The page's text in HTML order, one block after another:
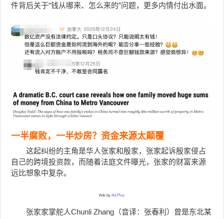
件背后关于“钱从哪来、怎么来的”问题，更多内情付出水面。
一半腐败，一半炒房？资金来源太颠覆
这起纠纷的主角是华人张家和殷家，张家起诉殷家侵占
自己的跨境投资款，而随着法庭文件曝光，张家的财富来源
远比想象中复杂。
Ads byAd.Plus
张家家掌舵人Chunli Zhang（音译：张春利）曾是东北某